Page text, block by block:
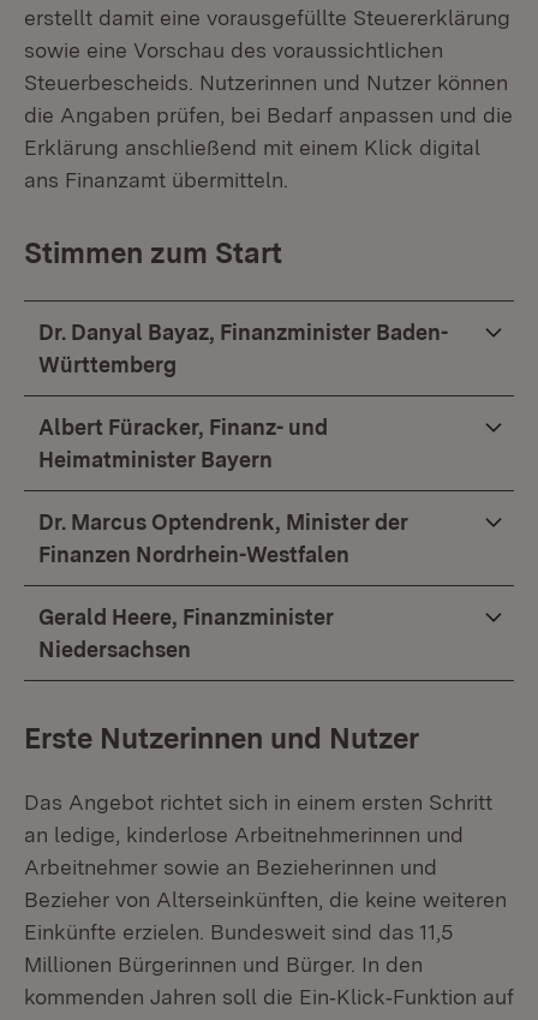
erstellt damit eine vorausgefüllte Steuererklärung
sowie eine Vorschau des voraussichtlichen
Steuerbescheids. Nutzerinnen und Nutzer können
die Angaben prüfen, bei Bedarf anpassen und die
Erklärung anschließend mit einem Klick digital
ans Finanzamt übermitteln.
Stimmen zum Start
Dr. Danyal Bayaz, Finanzminister Baden-
Württemberg
Albert Füracker, Finanz- und
Heimatminister Bayern
Dr. Marcus Optendrenk, Minister der
Finanzen Nordrhein-Westfalen
Gerald Heere, Finanzminister
Niedersachsen
Erste Nutzerinnen und Nutzer
Das Angebot richtet sich in einem ersten Schritt
an ledige, kinderlose Arbeitnehmerinnen und
Arbeitnehmer sowie an Bezieherinnen und
Bezieher von Alterseinkünften, die keine weiteren
Einkünfte erzielen. Bundesweit sind das 11,5
Millionen Bürgerinnen und Bürger. In den
kommenden Jahren soll die Ein‑Klick‑Funktion auf